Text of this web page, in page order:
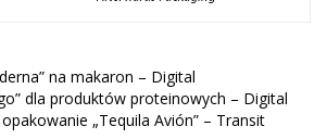
na makaron – Digital
dla produktów proteinowych – Digital
„Tequila Avión” – Transit